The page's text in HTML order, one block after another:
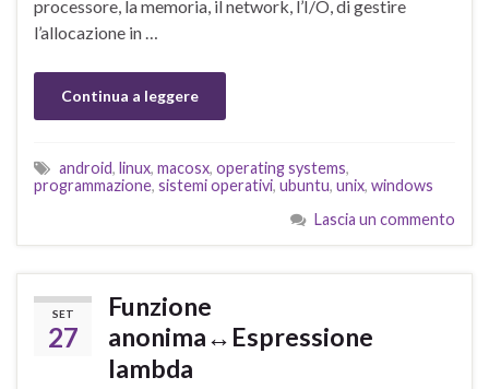
processore, la memoria, il network, l’I/O, di gestire
l’allocazione in …
Continua a leggere
android, linux, macosx, operating systems,
programmazione, sistemi operativi, ubuntu, unix, windows
Lascia un commento
SET
27
Funzione
anonima↔Espressione
lambda